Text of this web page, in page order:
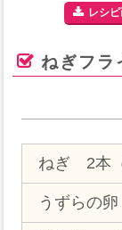
レシ
ねぎフラ
ねぎ 2本（
うずらの